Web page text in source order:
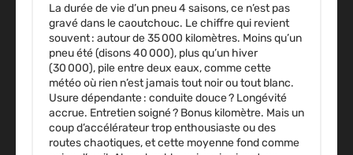
La durée de vie d’un pneu 4 saisons, ce n’est pas
gravé dans le caoutchouc. Le chiffre qui revient
souvent : autour de 35 000 kilomètres. Moins qu’un
pneu été (disons 40 000), plus qu’un hiver
(30 000), pile entre deux eaux, comme cette
météo où rien n’est jamais tout noir ou tout blanc.
Usure dépendante : conduite douce ? Longévité
accrue. Entretien soigné ? Bonus kilomètre. Mais un
coup d’accélérateur trop enthousiaste ou des
routes chaotiques, et cette moyenne fond comme